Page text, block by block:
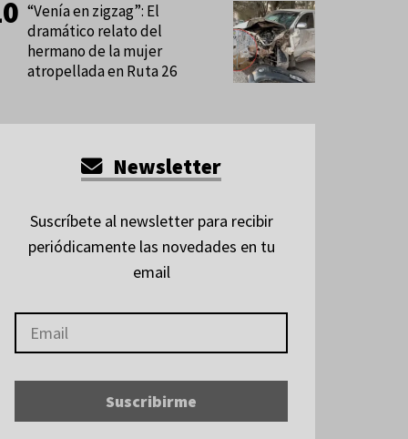
“Venía en zigzag”: El
dramático relato del
hermano de la mujer
atropellada en Ruta 26
Newsletter
Suscríbete al newsletter para recibir
periódicamente las novedades en tu
email
Suscribirme